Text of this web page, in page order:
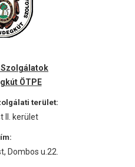
Szolgálatok
ÖTPE
terület:
II. kerület
Dombos u.22.